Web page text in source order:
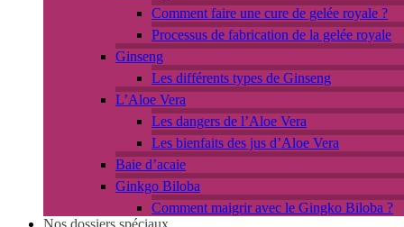
Comment faire une cure de gelée royale ?
Processus de fabrication de la gelée royale
Ginseng
Les différents types de Ginseng
L’Aloe Vera
Les dangers de l’Aloe Vera
Les bienfaits des jus d’Aloe Vera
Baie d’acaie
Ginkgo Biloba
Comment maigrir avec le Gingko Biloba ?
Nos dossiers spéciaux